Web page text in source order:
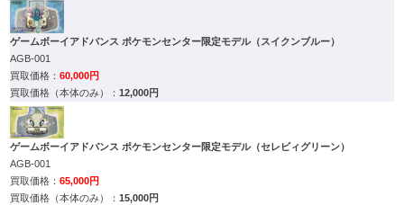
ゲームボーイアドバンス ポケモンセンター限定モデル（スイクンブルー）
AGB-001
60,000円
12,000円
ゲームボーイアドバンス ポケモンセンター限定モデル（セレビィグリーン）
AGB-001
65,000円
15,000円